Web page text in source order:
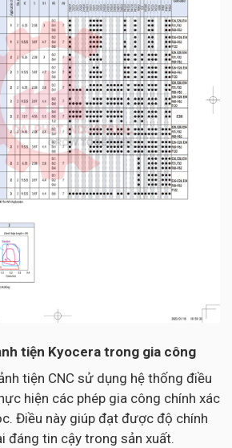
tiện Kyocera trong gia công
tiện CNC sử dụng hệ thống điều
hiện các phép gia công chính xác
Điều này giúp đạt được độ chính
đáng tin cậy trong sản xuất.